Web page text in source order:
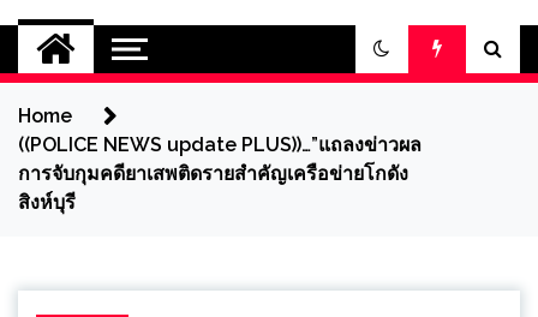
สยามเดลี่ออนไลน์
SiamDailyOnline
Home
((POLICE NEWS update PLUS))…”แถลงข่าวผล
การจับกุมคดียาเสพติดรายสำคัญเครือข่ายโกดัง
สิงห์บุรี